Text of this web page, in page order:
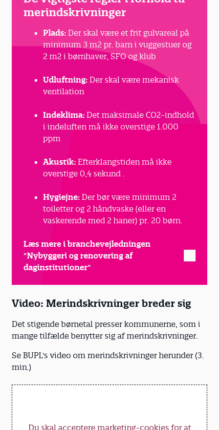
merindskrivninger
Plads: Der skal være et frit gulvareal på
minimum 3 m2 pr. barn i vuggestuer og
2 m2 i børnhaver, SFO og klub
Udluftning: Der skal være mekanisk
ventilation
Indeklima: Det maksimale CO2-indhold
i indeluften må ikke overstige 1.000
ppm
Akustik: Efterklangstiden må ikke
overstige 0,4 sekund .
Hygiejne: Der bør være minimum 2
toiletter og 2 håndvaske (eller en
vaskerende med 2 haner) pr. 20 børn.
Læs mere i branchevejledningen
"Nybyggeri og renovering af
daginstitutioner"
Video: Merindskrivninger breder sig
Det stigende børnetal presser kommunerne, som i
mange tilfælde benytter sig af merindskrivninger.
Se BUPL's video om merindskrivninger herunder (3.
min.)
Du skal acceptere marketing-cookies for at